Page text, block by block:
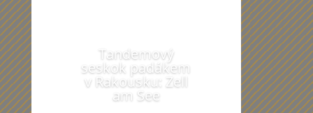
Tandemový
seskok padákem
v Rakousku: Zell
am See